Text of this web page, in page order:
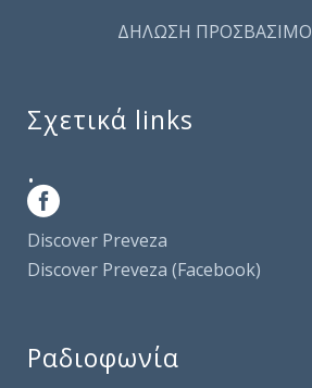
ΔΗΛΩΣΗ
Σχετικά links
.
Discover Preveza
Discover Preveza (Facebook)
Ραδιοφωνία